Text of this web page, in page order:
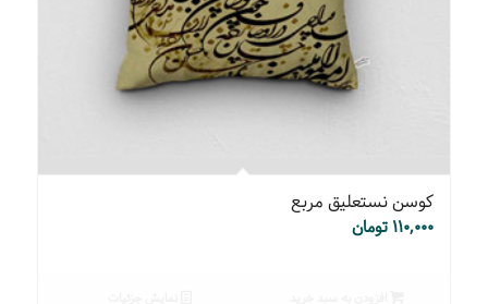
کوسن نستعلیق مربع
۱۱۰,۰۰۰ تومان